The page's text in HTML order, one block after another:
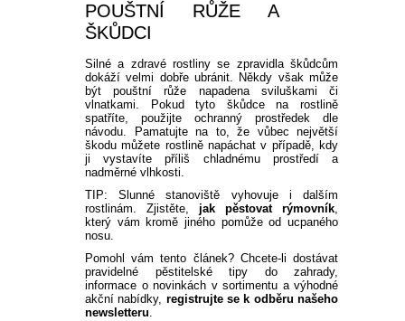
POUŠTNÍ RŮŽE A
ŠKŮDCI
Silné a zdravé rostliny se zpravidla škůdcům
dokáží velmi dobře ubránit. Někdy však může
být pouštní růže napadena sviluškami či
vlnatkami. Pokud tyto škůdce na rostlině
spatříte, použijte ochranný prostředek dle
návodu. Pamatujte na to, že vůbec největší
škodu můžete rostlině napáchat v případě, kdy
ji vystavíte příliš chladnému prostředí a
nadměrné vlhkosti.
TIP: Slunné stanoviště vyhovuje i dalším
rostlinám. Zjistěte, jak pěstovat rýmovník,
který vám kromě jiného pomůže od ucpaného
nosu.
Pomohl vám tento článek? Chcete-li dostávat
pravidelné pěstitelské tipy do zahrady,
informace o novinkách v sortimentu a výhodné
akční nabídky, registrujte se k odběru našeho
newsletteru.